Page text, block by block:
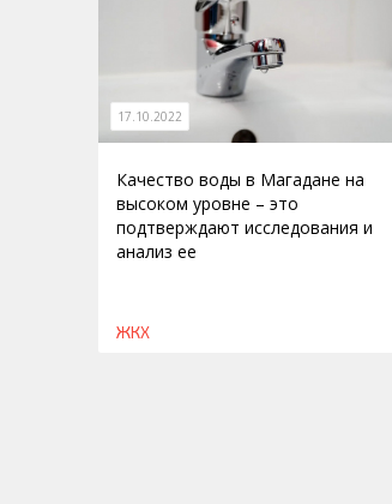
17.10.2022
Качество воды в Магадане на
высоком уровне – это
подтверждают исследования и
анализ ее
ЖКХ